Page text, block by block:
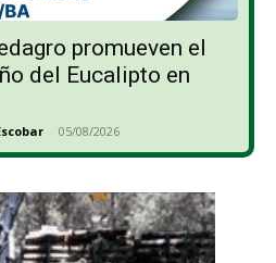
promueven el
del Eucalipto en
- 05/08/2026